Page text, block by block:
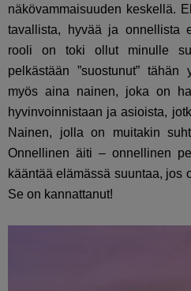
näkövammaisuuden keskellä.
tavallista, hyvää ja onnellista
rooli on toki ollut minulle
pelkästään ”suostunut”
myös aina nainen, joka on
hyvinvoinnistaan ja asioista,
Nainen, jolla on muitakin
Onnellinen äiti – onnellinen
kääntää elämässä suuntaa, jos
Se on kannattanut!